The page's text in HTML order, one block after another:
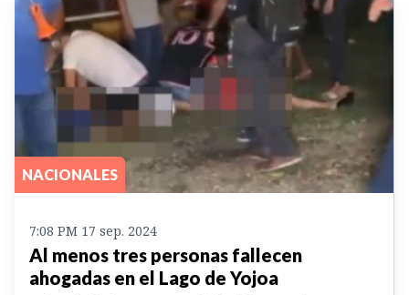
NACIONALES
7:08 PM 17 sep. 2024
Al menos tres personas fallecen
ahogadas en el Lago de Yojoa